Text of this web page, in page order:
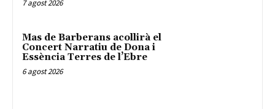
7 agost 2026
Mas de Barberans acollirà el
Concert Narratiu de Dona i
Essència Terres de l’Ebre
6 agost 2026